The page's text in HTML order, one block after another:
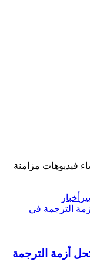
فيديوهات مزامنة
أخبار
أزمة الترجمة